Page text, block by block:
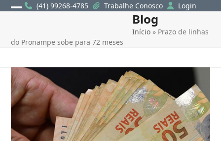
Skip
(41) 99268-4785 Trabalhe Conosco Login
Blog
Início » Prazo de linhas
do Pronampe sobe para 72 meses